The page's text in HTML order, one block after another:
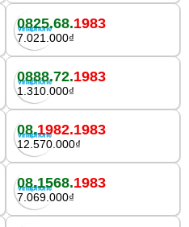
0825.68.1983
7.021.000₫
0888.72.1983
1.310.000₫
08.1982.1983
12.570.000₫
08.1568.1983
7.069.000₫